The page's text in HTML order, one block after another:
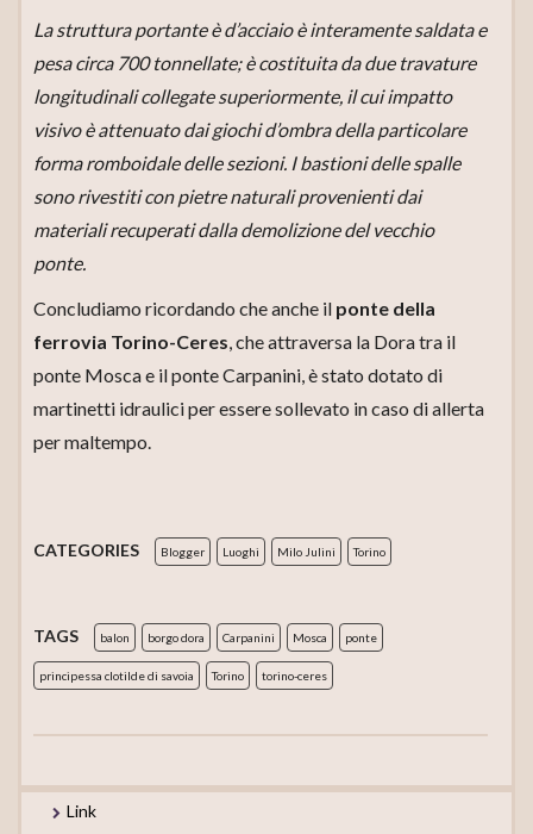
La struttura portante è d’acciaio è interamente saldata e
pesa circa 700 tonnellate; è costituita da due travature
longitudinali collegate superiormente, il cui impatto
visivo è attenuato dai giochi d’ombra della particolare
forma romboidale delle sezioni. I bastioni delle spalle
sono rivestiti con pietre naturali provenienti dai
materiali recuperati dalla demolizione del vecchio
ponte.
Concludiamo ricordando che anche il ponte della
ferrovia Torino-Ceres, che attraversa la Dora tra il
ponte Mosca e il ponte Carpanini, è stato dotato di
martinetti idraulici per essere sollevato in caso di allerta
per maltempo.
CATEGORIES Blogger Luoghi Milo Julini Torino
TAGS balon borgo dora Carpanini Mosca ponte
principessa clotilde di savoia Torino torino-ceres
Link